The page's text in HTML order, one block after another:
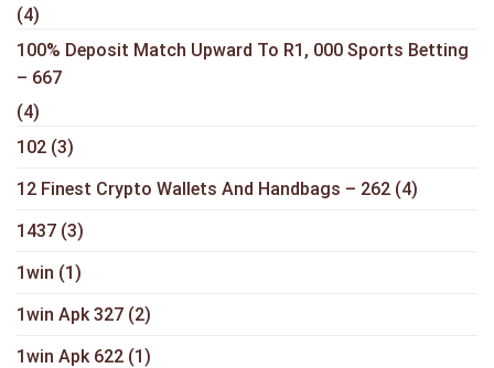
(4)
100% Deposit Match Upward To R1, 000 Sports Betting
– 667
(4)
102 (3)
12 Finest Crypto Wallets And Handbags – 262 (4)
1437 (3)
1win (1)
1win Apk 327 (2)
1win Apk 622 (1)